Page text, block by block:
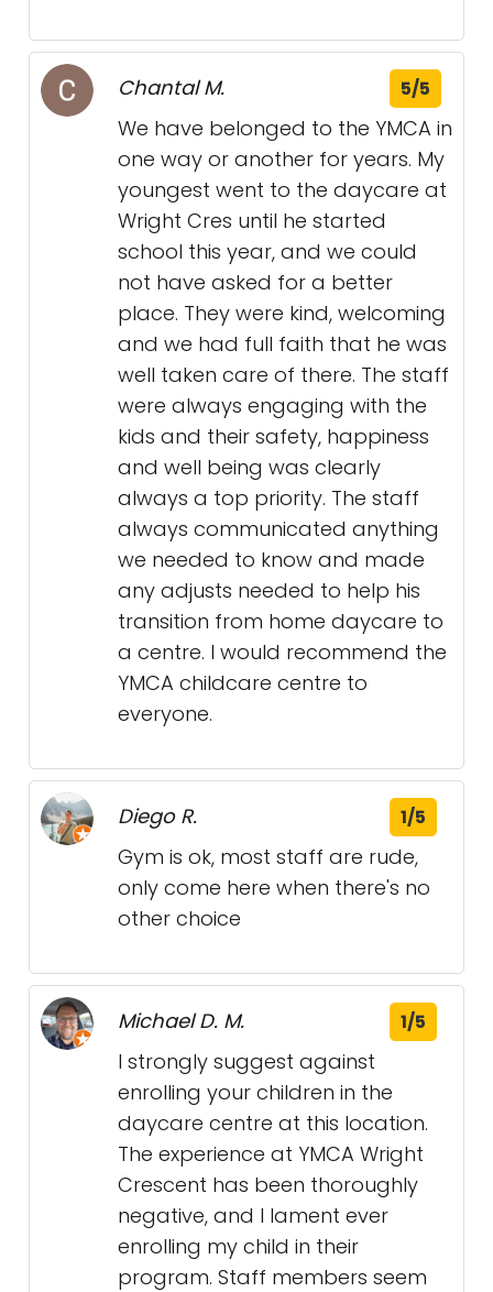
Chantal M. 5/5
We have belonged to the YMCA in
one way or another for years. My
youngest went to the daycare at
Wright Cres until he started
school this year, and we could
not have asked for a better
place. They were kind, welcoming
and we had full faith that he was
well taken care of there. The staff
were always engaging with the
kids and their safety, happiness
and well being was clearly
always a top priority. The staff
always communicated anything
we needed to know and made
any adjusts needed to help his
transition from home daycare to
a centre. I would recommend the
YMCA childcare centre to
everyone.
Diego R. 1/5
Gym is ok, most staff are rude,
only come here when there's no
other choice
Michael D. M. 1/5
I strongly suggest against
enrolling your children in the
daycare centre at this location.
The experience at YMCA Wright
Crescent has been thoroughly
negative, and I lament ever
enrolling my child in their
program. Staff members seem